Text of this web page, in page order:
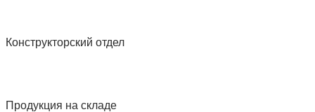
Конструкторский отдел
Продукция на складе